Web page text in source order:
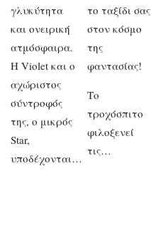
γλυκύτητα
και ονειρική
ατμόσφαιρα.
Η Violet και ο
αχώριστος
σύντροφός
της, ο μικρός
Star,
υποδέχονται…
το ταξίδι σας
στον κόσμο
της
φαντασίας!
Το
τροχόσπιτο
φιλοξενεί
τις…